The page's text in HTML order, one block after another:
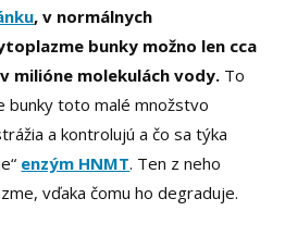
, v normálnych
bunky možno len cca
milióne molekulách vody. To
bunky toto malé množstvo
a kontrolujú a čo sa týka
enzým HNMT. Ten z neho
vďaka čomu ho degraduje.